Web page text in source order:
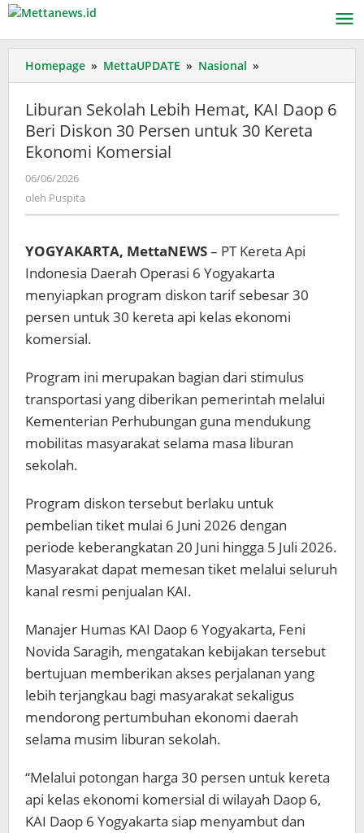
Lewati
konten
Homepage » MettaUPDATE » Nasional »
Sekolah
Hemat,
KAI
30
untuk
30
Kereta
Ekonomi
Komersial
Liburan Sekolah Lebih Hemat, KAI Daop 6
Beri Diskon 30 Persen untuk 30 Kereta
Ekonomi Komersial
06/06/2026
oleh Puspita
YOGYAKARTA, MettaNEWS– PT Kereta Api
Indonesia Daerah Operasi 6 Yogyakarta
menyiapkan program diskon tarif sebesar 30
persen untuk 30 kereta api kelas ekonomi
komersial.
Program ini merupakan bagian dari stimulus
transportasi yang diberikan pemerintah melalui
Kementerian Perhubungan guna mendukung
mobilitas masyarakat selama masa liburan
sekolah.
Program diskon tersebut berlaku untuk
pembelian tiket mulai 6 Juni 2026 dengan
periode keberangkatan 20 Juni hingga 5 Juli 2026.
Masyarakat dapat memesan tiket melalui seluruh
kanal resmi penjualan KAI.
Manajer Humas KAI Daop 6 Yogyakarta, Feni
Novida Saragih, mengatakan kebijakan tersebut
bertujuan memberikan akses perjalanan yang
lebih terjangkau bagi masyarakat sekaligus
mendorong pertumbuhan ekonomi daerah
selama musim liburan sekolah.
“Melalui potongan harga 30 persen untuk kereta
api kelas ekonomi komersial di wilayah Daop 6,
KAI Daop 6 Yogyakarta siap menyambut dan